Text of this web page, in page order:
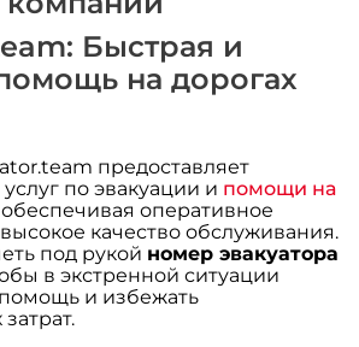
Быстрая и
на дорогах
предоставляет
по эвакуации и помощи на
обеспечивая оперативное
качество обслуживания.
под рукой номер эвакуатора
в экстренной ситуации
и избежать